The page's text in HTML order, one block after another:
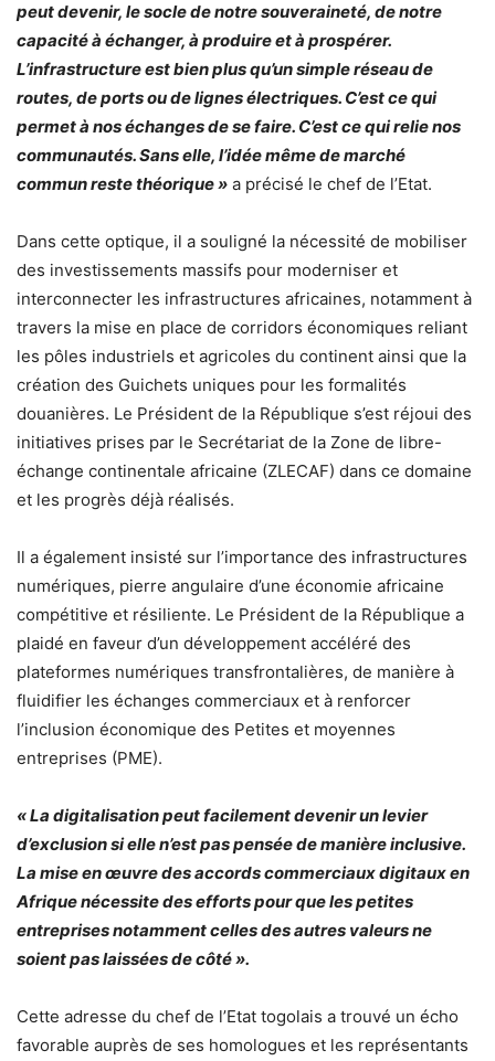
peut devenir, le socle de notre souveraineté, de notre
capacité à échanger, à produire et à prospérer.
L’infrastructure est bien plus qu’un simple réseau de
routes, de ports ou de lignes électriques. C’est ce qui
permet à nos échanges de se faire. C’est ce qui relie nos
communautés. Sans elle, l’idée même de marché
commun reste théorique » a précisé le chef de l’Etat.
Dans cette optique, il a souligné la nécessité de mobiliser
des investissements massifs pour moderniser et
interconnecter les infrastructures africaines, notamment à
travers la mise en place de corridors économiques reliant
les pôles industriels et agricoles du continent ainsi que la
création des Guichets uniques pour les formalités
douanières. Le Président de la République s’est réjoui des
initiatives prises par le Secrétariat de la Zone de libre-
échange continentale africaine (ZLECAF) dans ce domaine
et les progrès déjà réalisés.
Il a également insisté sur l’importance des infrastructures
numériques, pierre angulaire d’une économie africaine
compétitive et résiliente. Le Président de la République a
plaidé en faveur d’un développement accéléré des
plateformes numériques transfrontalières, de manière à
fluidifier les échanges commerciaux et à renforcer
l’inclusion économique des Petites et moyennes
entreprises (PME).
« La digitalisation peut facilement devenir un levier
d’exclusion si elle n’est pas pensée de manière inclusive.
La mise en œuvre des accords commerciaux digitaux en
Afrique nécessite des efforts pour que les petites
entreprises notamment celles des autres valeurs ne
soient pas laissées de côté ».
Cette adresse du chef de l’Etat togolais a trouvé un écho
favorable auprès de ses homologues et les représentants